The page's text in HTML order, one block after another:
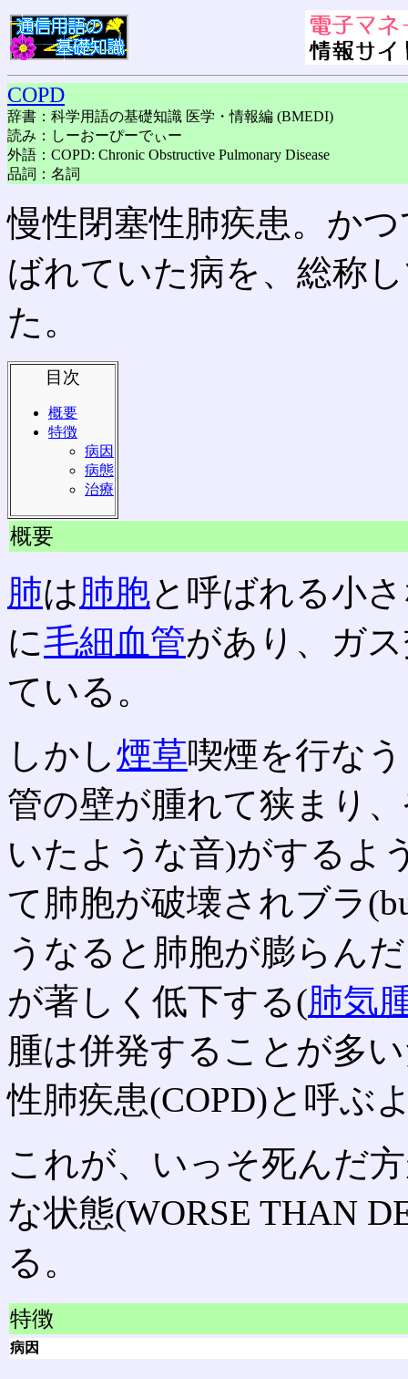
COPD
辞書：科学用語の基礎知識 医学・情報編 (BMEDI)
読み：しーおーぴーでぃー
外語：COPD: Chronic Obstructive Pulmonary Disease
品詞：名詞
慢性閉塞性肺疾患。か
ばれていた病を、総称
た。
目次
概要
特徴
病因
病態
治療
概要
肺は肺胞と呼ばれる小
に毛細血管があり、ガ
ている。
しかし煙草喫煙を行な
管の壁が腫れて狭まり
いたような音)がするよ
て肺胞が破壊されブラ
うなると肺胞が膨らん
が著しく低下する(肺気
腫は併発することが多
性肺疾患(COPD)と呼ぶ
これが、いっそ死んだ
な状態(WORSE THAN
る。
特徴
病因